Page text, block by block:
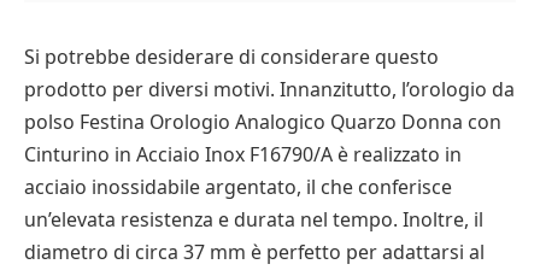
Si potrebbe desiderare di considerare questo
prodotto per diversi motivi. Innanzitutto, l’orologio da
polso Festina Orologio Analogico Quarzo Donna con
Cinturino in Acciaio Inox F16790/A è realizzato in
acciaio inossidabile argentato, il che conferisce
un’elevata resistenza e durata nel tempo. Inoltre, il
diametro di circa 37 mm è perfetto per adattarsi al